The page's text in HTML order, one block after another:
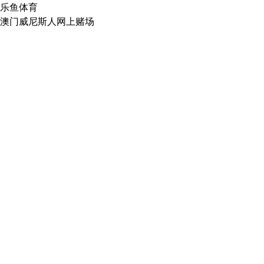
乐鱼体育
澳门威尼斯人网上赌场